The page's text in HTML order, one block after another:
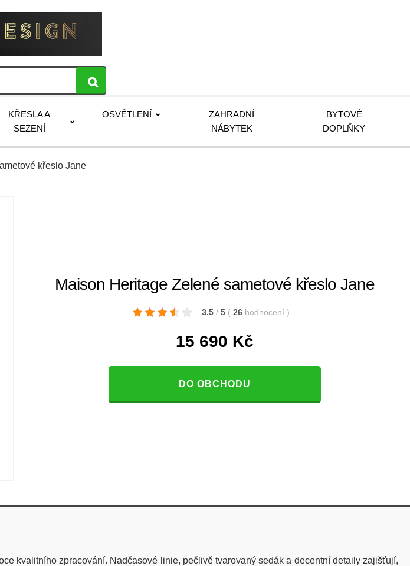
KŘESLA A
SEZENÍ
OSVĚTLENÍ
ZAHRADNÍ
NÁBYTEK
BYTOVÉ
DOPLŇKY
křeslo Jane
Maison Heritage Zelené sametové křeslo Jane
3.5 / 5 ( 26 hodnocení )
15 690 Kč
DO OBCHODU
kvalitního zpracování. Nadčasové linie, pečlivě tvarovaný sedák a decentní detaily zajišťují,